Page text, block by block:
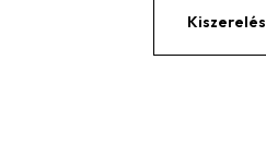
Kiszerelés